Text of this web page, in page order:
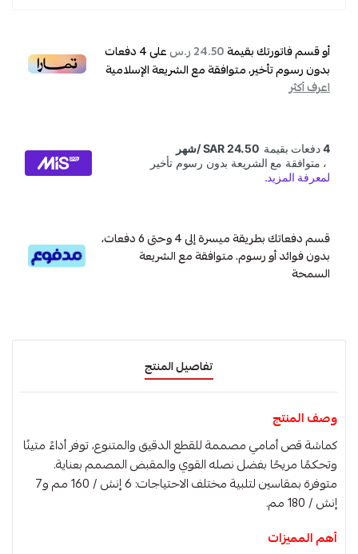
أو قسم فاتورتك بقيمة24.50 ر.س على4دفعات
بدون رسوم تأخير، متوافقة مع الشريعة الإسلامية
اعرف أكثر
قسم دفعاتك بطريقة ميسرة إلى 4 وحتى 6 دفعات،
بدون فوائد أو رسوم. متوافقة مع الشريعة
السمحة
تفاصيل المنتج
وصف المنتج
كماشة قص أمامي مصممة للقطع الدقيق والمتنوع، توفر أداءً متينًا
وتحكمًا مريحًا بفضل نصله القوي والمقبض المصمم بعناية.
متوفرة بمقاسين لتلبية مختلف الاحتياجات: 6 إنش / 160 مم و7
إنش / 180 مم.
أهم المميزات